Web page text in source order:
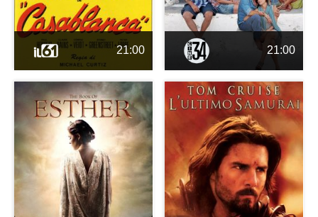
21:00 21:00